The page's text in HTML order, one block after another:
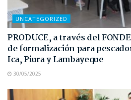
UNCATEGORIZED
PRODUCE, a través del
de formalización para
Ica, Piura y Lambayeque
30/05/2025